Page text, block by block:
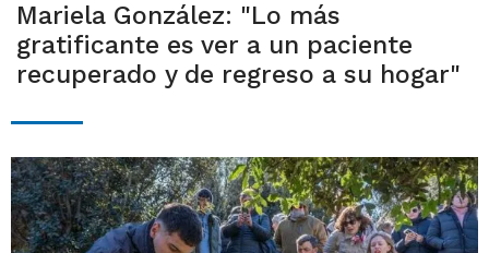
Mariela González: "Lo más
gratificante es ver a un paciente
recuperado y de regreso a su hogar"